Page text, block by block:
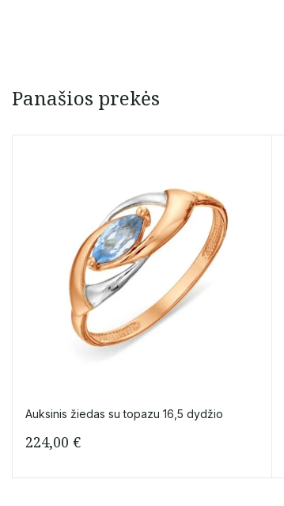
Panašios prekės
Auksinis žiedas su topazu 16,5 dydžio
224,00 €